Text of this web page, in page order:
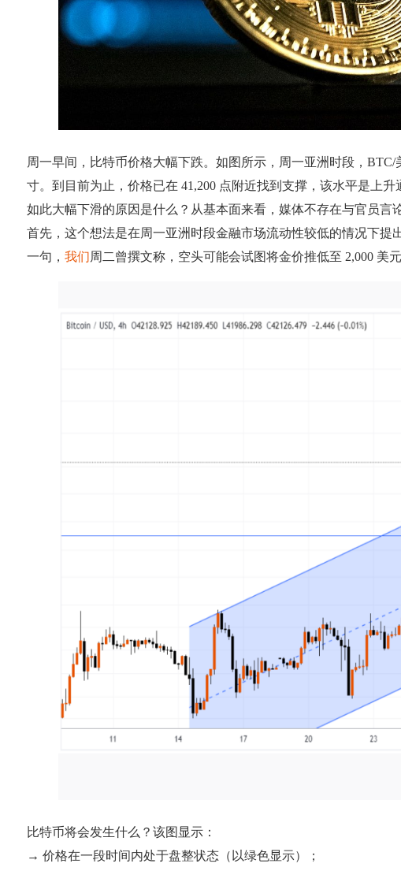
周一早间，比特币价格大幅下跌。如图所示，周一亚洲时段，
寸。到目前为止，价格已在 41,200 点附近找到支撑，该水平是上升
如此大幅下滑的原因是什么？从基本面来看，媒体不存在与官员言
首先，这个想法是在周一亚洲时段金融市场流动性较低的情况下提
一句， 我们周二曾撰文称，空头可能会试图将金价推低至 2,000 美
比特币将会发生什么？该图显示：
→ 价格在一段时间内处于盘整状态（以绿色显示）；